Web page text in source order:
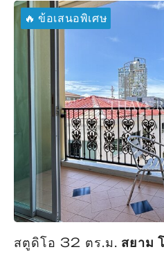
🔥 ข้อเสนอพิเศษ
สตูดิโอ 32 ตร.ม. สยาม